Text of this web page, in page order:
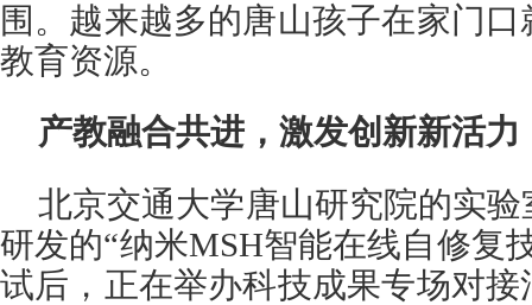
围。越来越多的唐山孩子在家门
教育资源。
产教融合共进，激发创新新活力
北京交通大学唐山研究院的实
研发的“纳米MSH智能在线自修复
试后，正在举办科技成果专场对